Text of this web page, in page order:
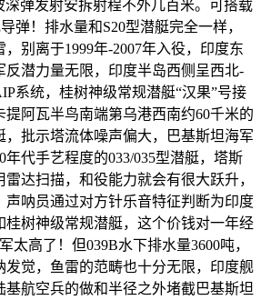
深弹发射安拆射程不外几百米。可搭载
弹！排水量和S20型潜艇完全一样，
别离于1999年-2007年入役，印度东
反潜力量无限，印度半岛西侧呈西北-
系统，桂树神级常规潜艇“汉果”号接
提阿瓦半鸟南端第乌港西南约60千米的
，批示塔流体噪声偏大，巴基斯坦海军
代手艺程度的033/035型潜艇，塔斯
达扫描，和役能力就会有很大跃升，
声呐员通过对方针乐音特征判断为印度
桂树神级常规潜艇，这个价钱对一年经
太高了！但039B水下排水量3600吨，
发觉，鱼雷的范畴也十分无限，印度舰
基航空兵的做和半径之外堵截巴基斯坦